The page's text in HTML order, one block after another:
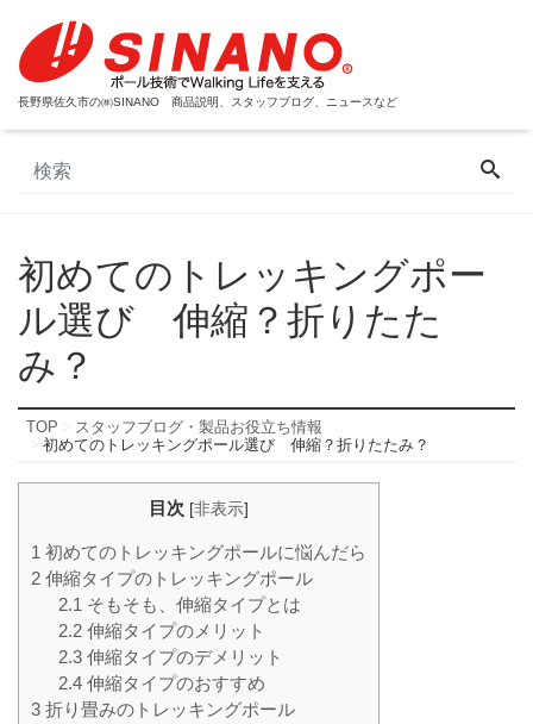
長野県佐久市の㈱SINANO 商品説明、スタッフブログ、ニュースなど
初めてのトレッキングポー
ル選び 伸縮？折りたた
み？
TOP
スタッフブログ・製品お役立ち情報
初めてのトレッキングポール選び 伸縮？折りたたみ？
目次 [非表示]
1 初めてのトレッキングポールに悩んだら
2 伸縮タイプのトレッキングポール
2.1 そもそも、伸縮タイプとは
2.2伸縮タイプのメリット
2.3伸縮タイプのデメリット
2.4伸縮タイプのおすすめ
3 折り畳みのトレッキングポール